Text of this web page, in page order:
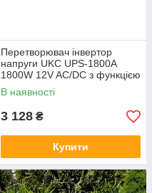
Перетворювач інвертор
напруги UKC UPS-1800A
1800W 12V AC/DC з функцією
UPS та зарядкою
акумулятора 20A стабільне
В наявності
3 128 ₴
Купити